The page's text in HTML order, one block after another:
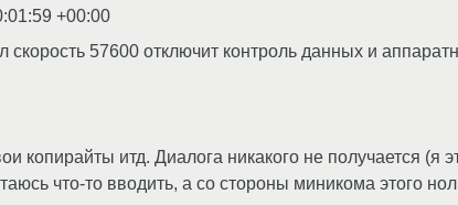
+00:00
скорость 57600 отключит контроль данных и
копирайты итд. Диалога никакого не получается (я
что-то вводить, а со стороны миникома этого